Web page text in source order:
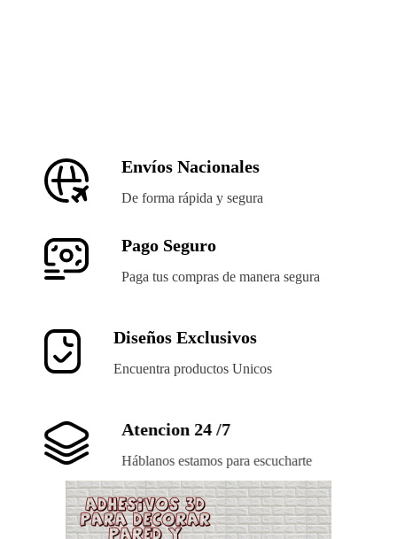
Envíos Nacionales
De forma rápida y segura
Pago Seguro
Paga tus compras de manera segura
Diseños Exclusivos
Encuentra productos Unicos
Atencion 24 /7
Háblanos estamos para escucharte